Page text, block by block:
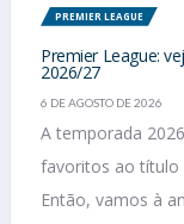
PREMIER LEAGUE
Premier League:
2026/27
6 DE AGOSTO DE 2026
A temporada
favoritos ao título
Então, vamos à